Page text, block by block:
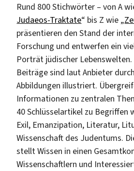
Rund 800 Stichwörter – von A
Judaeos-Traktate“ bis Z wie „
präsentieren den Stand der
Forschung und entwerfen ein
Porträt jüdischer Lebenswelten.
Beiträge sind laut Anbieter
Abbildungen illustriert.
Informationen zu zentralen
40 Schlüsselartikel zu Begriffen
Exil, Emanzipation, Literatur,
Wissenschaft des Judentums.
stellt Wissen in einen
Wissenschaftlern und